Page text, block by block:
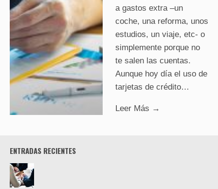
a gastos extra –un
coche, una reforma, unos
estudios, un viaje, etc- o
simplemente porque no
te salen las cuentas.
Aunque hoy día el uso de
tarjetas de crédito…
Leer Más →
ENTRADAS RECIENTES